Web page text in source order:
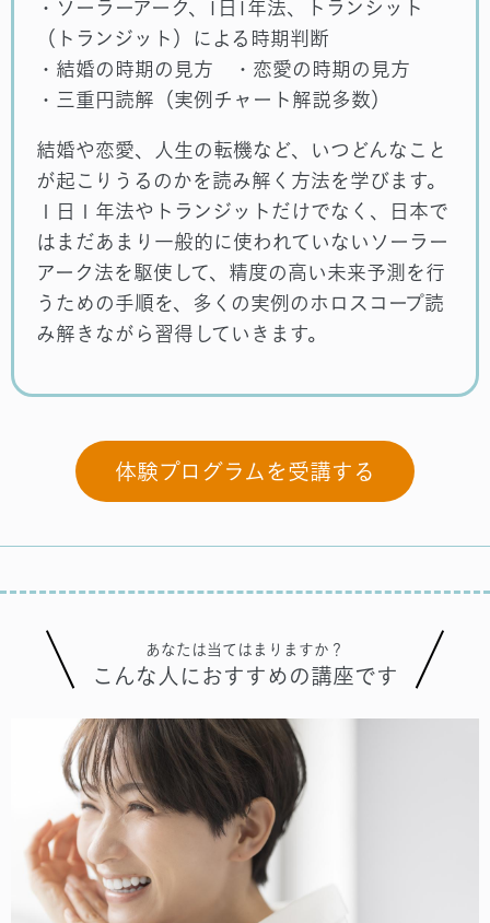
・ソーラーアーク、1日1年法、トランシット
（トランジット）による時期判断
・結婚の時期の見方 ・恋愛の時期の見方
・三重円読解（実例チャート解説多数）
結婚や恋愛、人生の転機など、いつどんなこと
が起こりうるのかを読み解く方法を学びます。
１日１年法やトランジットだけでなく、日本で
はまだあまり一般的に使われていないソーラー
アーク法を駆使して、精度の高い未来予測を行
うための手順を、多くの実例のホロスコープ読
み解きながら習得していきます。
体験プログラムを受講する
あなたは当てはまりますか？
こんな人におすすめの講座です